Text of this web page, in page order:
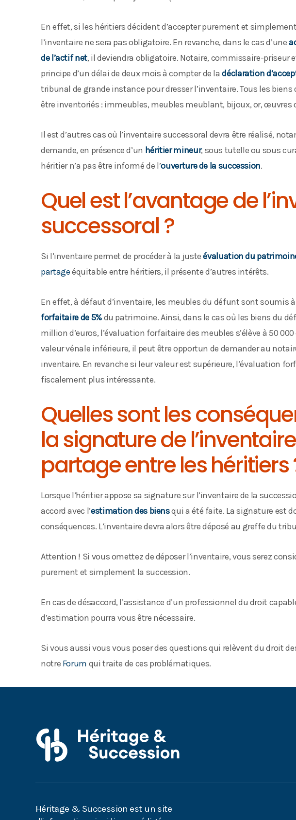
En effet, si les héritiers décident d’accepter purement et
l’inventaire ne sera pas obligatoire. En revanche, dans le cas d’une
de l’actif net, il deviendra obligatoire. Notaire, commissaire-priseur
principe d’un délai de deux mois à compter de ladéclaration
tribunal de grande instance pour dresser l’inventaire. Tous les
être inventoriés : immeubles, meubles meublant, bijoux, or, œuvres
Il est d’autres cas où l’inventaire successoral devra être réalisé,
demande, en présence d’un héritier mineur, sous tutelle ou sous
héritier n’a pas être informé de l’ouverture de la succession.
Quel est l’avantage de
successoral ?
Si l’inventaire permet de procéder à la justeévaluation du
partageéquitable entre héritiers, il présente d’autres intérêts.
En effet, à défaut d’inventaire, les meubles du défunt sont soumis
forfaitaire de 5%du patrimoine. Ainsi, dans le cas où les biens du
million d’euros, l’évaluation forfaitaire des meubles s’élève à 50 000
valeur vénale inférieure, il peut être opportun de demander au
inventaire. En revanche si leur valeur est supérieure, l’évaluation
fiscalement plus intéressante.
Quelles sont les
la signature de
partage entre les héritiers
Lorsque l’héritier appose sa signature sur l’inventaire de la
accord avec l’estimation des biensqui a été faite. La signature est
conséquences. L’inventaire devra alors être déposé au greffe du
Attention ! Si vous omettez de déposer l’inventaire, vous serez
purement et simplement la succession.
En cas de désaccord, l’assistance d’un professionnel du droit
d’estimation pourra vous être nécessaire.
Si vous aussi vous vous poser des questions qui relèvent du droit
notre Forum qui traite de ces problématiques.
Héritage & Succession est un site